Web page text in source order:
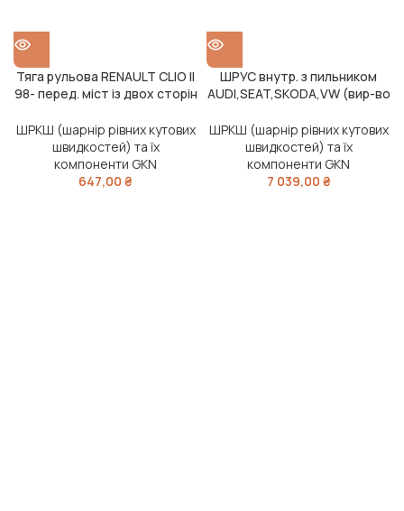
Тяга рульова RENAULT CLIO II
98- перед. міст із двох сторін
ШРКШ (шарнір рівних кутових
швидкостей) та їх
компоненти GKN
647,00 ₴
ШРУС внутр. з пильником
AUDI,SEAT,SKODA,VW (вир-во
ШРКШ (шарнір рівних кутових
швидкостей) та їх
компоненти GKN
7 039,00 ₴